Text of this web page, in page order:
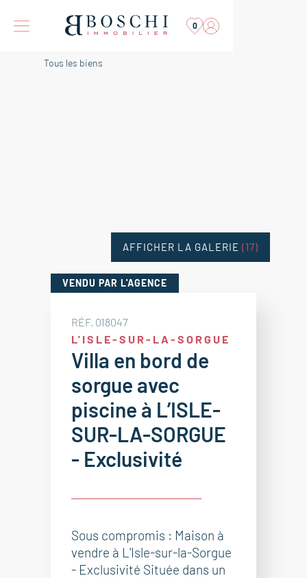
0
Tous les biens
VENDU PAR L'AGENCE
RÉF. 018047
L'ISLE-SUR-LA-SORGUE
Villa en bord de
sorgue avec
piscine à L’ISLE-
SUR-LA-SORGUE
- Exclusivité
Sous compromis : Maison à
vendre à L'Isle-sur-la-Sorgue
- Exclusivité Située dans un
AFFICHER LA GALERIE (17)